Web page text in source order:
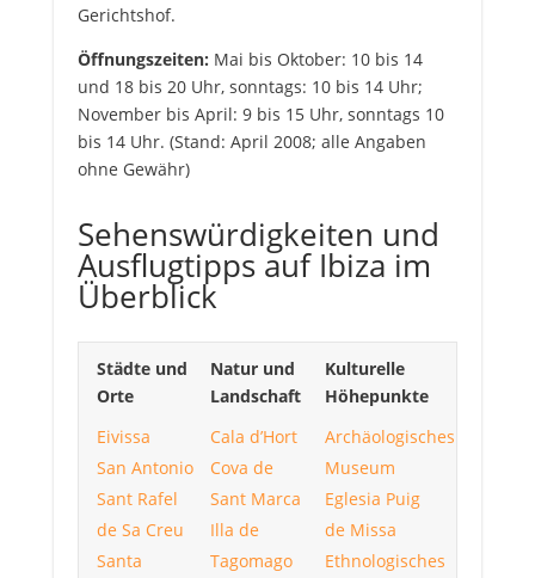
Gerichtshof.
Öffnungszeiten: Mai bis Oktober: 10 bis 14
und 18 bis 20 Uhr, sonntags: 10 bis 14 Uhr;
November bis April: 9 bis 15 Uhr, sonntags 10
bis 14 Uhr. (Stand: April 2008; alle Angaben
ohne Gewähr)
Sehenswürdigkeiten und
Ausflugtipps auf Ibiza im
Überblick
Städte und
Orte
Eivissa
San Antonio
Sant Rafel
de Sa Creu
Santa
Natur und
Landschaft
Cala d’Hort
Cova de
Sant Marca
Illa de
Tagomago
Kulturelle
Höhepunkte
Archäologisches
Museum
Eglesia Puig
de Missa
Ethnologisches